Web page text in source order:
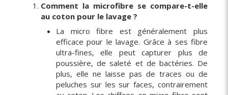
Comment la microfibre se compare-t-elle
au coton pour le lavage ?
La micro fibre est généralement plus
efficace pour le lavage. Grâce à ses fibre
ultra-fines, elle peut capturer plus de
poussière, de saleté et de bactéries. De
plus, elle ne laisse pas de traces ou de
peluches sur les sur faces, contrairement